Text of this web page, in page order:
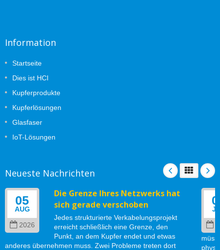
Information
Startseite
Dies ist HCI
Kupferprodukte
Kupferlösungen
Glasfaser
IoT-Lösungen
Neueste Nachrichten
05
AUG
2026
Die Grenze Ihres Netzwerks hat
sich gerade verschoben
Jedes strukturierte Verkabelungsprojekt
erreicht schließlich eine Grenze, den
Punkt, an dem Kupfer endet und etwas
anderes übernehmen muss. Zwei Probleme treten dort